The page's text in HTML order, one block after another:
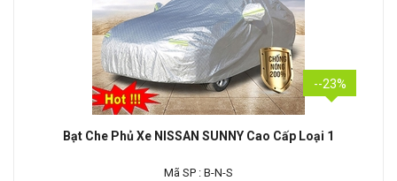
--23%
Bạt Che Phủ Xe NISSAN SUNNY Cao Cấp Loại 1
Mã SP : B-N-S